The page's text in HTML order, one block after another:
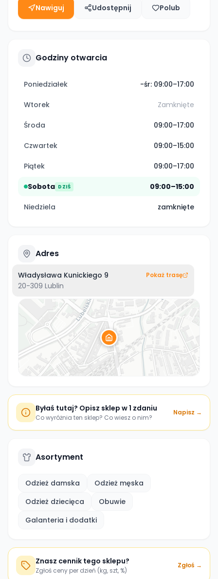
Nawiguj Udostępnij Polub
Godziny otwarcia
Poniedziałek -śr: 09:00–17:00
Wtorek Zamknięte
Środa 09:00–17:00
Czwartek 09:00–15:00
Piątek 09:00–17:00
Sobota DZIŚ 09:00–15:00
Niedziela zamknięte
Adres
Władysława Kunickiego 9
20-309 Lublin
Pokaż trasę
Byłaś tutaj? Opisz sklep w 1 zdaniu
Co wyróżnia ten sklep? Co wiesz o nim?
Napisz →
Asortyment
Odzież damska
Odzież męska
Odzież dziecięca
Obuwie
Galanteria i dodatki
Znasz cennik tego sklepu?
Zgłoś ceny per dzień (kg, szt, %)
Zgłoś →